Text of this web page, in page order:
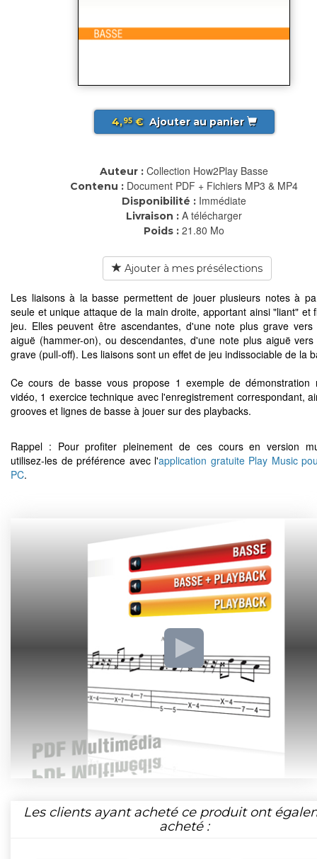
4,95€ Ajouter au panier
Auteur : Collection How2Play Basse
Contenu : Document PDF + Fichiers MP3 & MP4
Disponibilité : Immédiate
Livraison : A télécharger
Poids : 21.80 Mo
Ajouter à mes présélections
Les liaisons à la basse permettent de jouer plusieurs notes à
seule et unique attaque de la main droite, apportant ainsi "liant" et
jeu. Elles peuvent être ascendantes, d'une note plus grave vers
aiguë (hammer-on), ou descendantes, d'une note plus aiguë
grave (pull-off). Les liaisons sont un effet de jeu indissociable de la
Ce cours de basse vous propose 1 exemple de démonstration
vidéo, 1 exercice technique avec l'enregistrement correspondant,
grooves et lignes de basse à jouer sur des playbacks.
Rappel : Pour profiter pleinement de ces cours en version
utilisez-les de préférence avec l'application gratuite Play Music
PC.
Les clients ayant acheté ce produit ont
acheté :